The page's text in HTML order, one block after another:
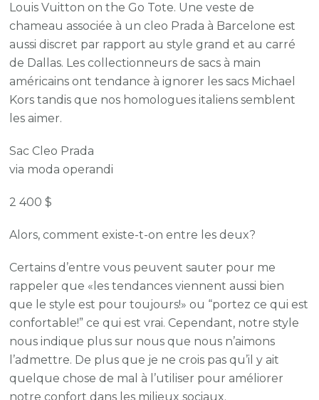
Louis Vuitton on the Go Tote. Une veste de
chameau associée à un cleo Prada à Barcelone est
aussi discret par rapport au style grand et au carré
de Dallas. Les collectionneurs de sacs à main
américains ont tendance à ignorer les sacs Michael
Kors tandis que nos homologues italiens semblent
les aimer.
Sac Cleo Prada
via moda operandi
2 400 $
Alors, comment existe-t-on entre les deux?
Certains d’entre vous peuvent sauter pour me
rappeler que «les tendances viennent aussi bien
que le style est pour toujours!» ou “portez ce qui est
confortable!” ce qui est vrai. Cependant, notre style
nous indique plus sur nous que nous n’aimons
l’admettre. De plus que je ne crois pas qu’il y ait
quelque chose de mal à l’utiliser pour améliorer
notre confort dans les milieux sociaux.